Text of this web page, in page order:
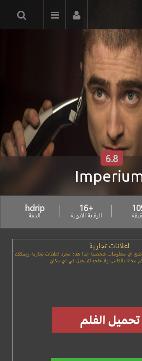
6.8
+16
الرقابة الابوية
hdrip
الدقة
اعلانات تجارية
اي معلومات شخصية ابدا هذه مجرد اعلانات تجارية ويمكنك
مجانا بالكامل ولا حاجه لتسجيل في اي مكان